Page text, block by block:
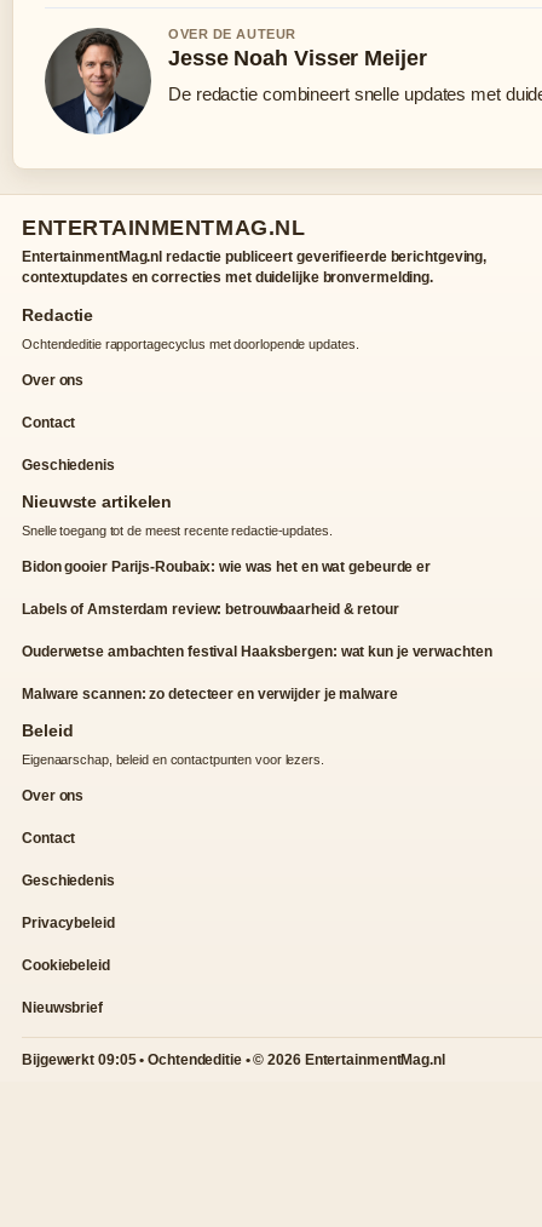
OVER DE AUTEUR
Jesse Noah Visser Meijer
De redactie combineert snelle updates met
ENTERTAINMENTMAG.NL
EntertainmentMag.nl redactie publiceert geverifieerde berichtgeving,
contextupdates en correcties met duidelijke bronvermelding.
Redactie
Ochtendeditie rapportagecyclus met doorlopende updates.
Over ons
Contact
Geschiedenis
Nieuwste artikelen
Snelle toegang tot de meest recente redactie-updates.
Bidon gooier Parijs-Roubaix: wie was het en wat gebeurde er
Labels of Amsterdam review: betrouwbaarheid & retour
Ouderwetse ambachten festival Haaksbergen: wat kun je verwachten
Malware scannen: zo detecteer en verwijder je malware
Beleid
Eigenaarschap, beleid en contactpunten voor lezers.
Over ons
Contact
Geschiedenis
Privacybeleid
Cookiebeleid
Nieuwsbrief
Bijgewerkt 09:05 • Ochtendeditie • © 2026 EntertainmentMag.nl